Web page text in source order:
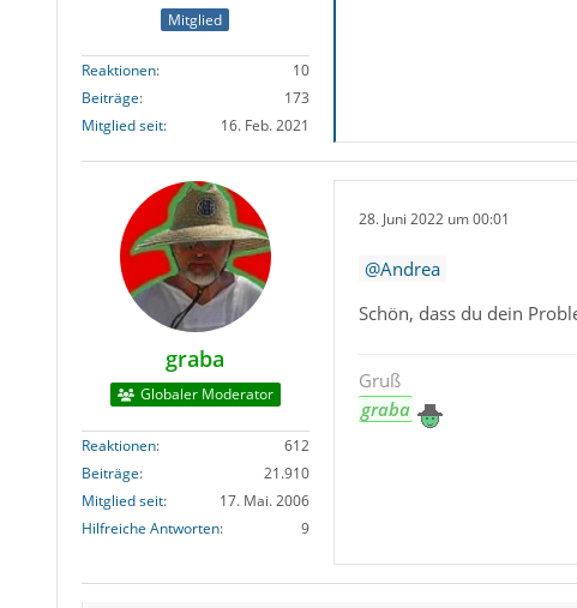
Mitglied
Reaktionen
10
Beiträge
173
Mitglied seit
16. Feb. 2021
graba
Globaler Moderator
Reaktionen
612
Beiträge
21.910
Mitglied seit
17. Mai. 2006
Hilfreiche Antworten
9
28. Juni 2022 um 00:01
Andrea
Schön, dass du dein
Gruß
graba